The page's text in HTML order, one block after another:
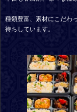
種類豊富、素材にこだわ
待ちしています。